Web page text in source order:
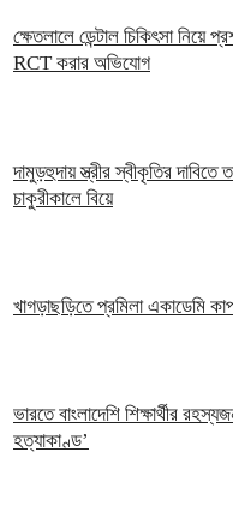
ক্ষেতলালে ডেন্টাল চিকিৎসা
RCT করার অভিযোগ
দামুড়হুদায় স্ত্রীর স্বীকৃতির
চাকুরীকালে বিয়ে
খাগড়াছড়িতে প্রমিলা একাডেমি
ভারতে বাংলাদেশি শিক্ষার্থীর
হত্যাকাণ্ড’